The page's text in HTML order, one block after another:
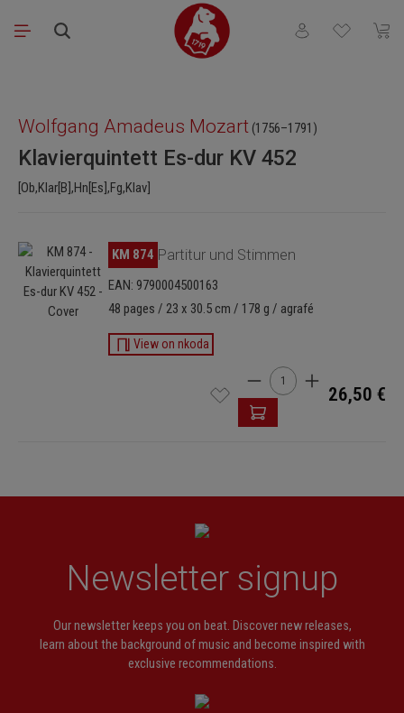
Passer au contenu principal
Vous avez 0Le
Wolfgang Amadeus Mozart (1756–1791)
Klavierquintett Es-dur KV 452
[Ob,Klar[B],Hn[Es],Fg,Klav]
Ignorer la galerie d'images
KM 874 Partitur und Stimmen
EAN: 9790004500163
48 pages / 23 x 30.5 cm / 178 g / agrafé
View on nkoda
Quantité de produit :
26,50 €
Newsletter signup
Our newsletter keeps you on beat. Discover new releases,
learn about the background of music and become inspired with
exclusive recommendations.